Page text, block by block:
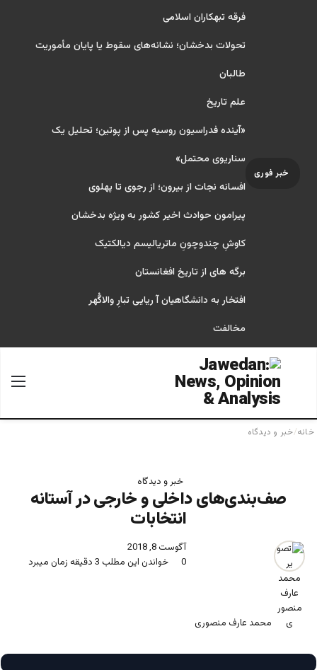
خبر فوری
فرقه تبهکاران اسلامی
تحولات بدخشان؛ نشانه‌های سقوط یا پایان مأموریت
طالبان
علم تاریخ
«آینده فدراسیون روسیه پس از پوتین؛ تحلیل یک
سناریوی محتمل»
افسانه نجات از بیرون؛ از رجوی تا پهلوی
پیرامون حوادث اخیر کشور به ویژه بدخشان
کاوشِ چندو‌چونِ ماتریالیسم دیالکتیک
برگه های از تاریخ افغانستان
افتخار به دانشگاهیان آ ریایی تبارِ والاگُهر
مخالفت
جستجو برای
خانه/خبر و دیدگاه
خبر و دیدگاه
صف‌بندى‌هاى داخلى و خارجى در آستانه
انتخابات
محمد عارف منصوری
آگوست 8, 2018
0
خواندن این مطلب 3 دقیقه زمان میبرد